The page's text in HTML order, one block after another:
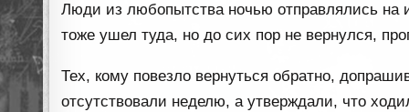
Люди из любопытства ночью отправлялись на
тоже ушел туда, но до сих пор не вернулся,
Тех, кому повезло вернуться обратно,
отсутствовали неделю, а утверждали, что